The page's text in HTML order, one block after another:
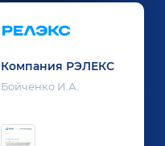
Компания РЭЛЕКС
Бойченко И.А.